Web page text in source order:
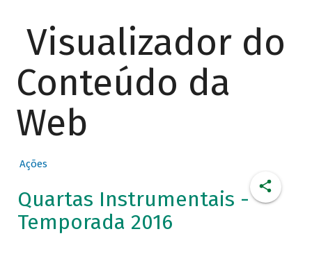
Visualizador do
Conteúdo da
Web
Ações
Quartas Instrumentais -
Temporada 2016